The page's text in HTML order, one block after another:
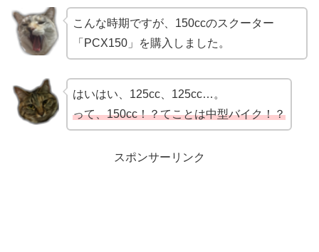
こんな時期ですが、150ccのスクーター
「PCX150」を購入しました。
はいはい、125cc、125cc…。
って、150cc！？てことは中型バイク！？
スポンサーリンク